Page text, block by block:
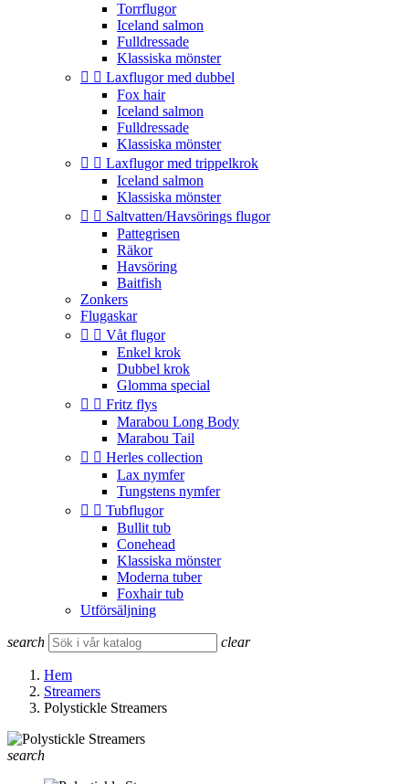
Torrflugor
Iceland salmon
Fulldressade
Klassiska mönster
  Laxflugor med dubbel
Fox hair
Iceland salmon
Fulldressade
Klassiska mönster
  Laxflugor med trippelkrok
Iceland salmon
Klassiska mönster
  Saltvatten/Havsörings flugor
Pattegrisen
Räkor
Havsöring
Baitfish
Zonkers
Flugaskar
  Våt flugor
Enkel krok
Dubbel krok
Glomma special
  Fritz flys
Marabou Long Body
Marabou Tail
  Herles collection
Lax nymfer
Tungstens nymfer
  Tubflugor
Bullit tub
Conehead
Klassiska mönster
Moderna tuber
Foxhair tub
Utförsäljning
search clear
Hem
Streamers
Polystickle Streamers
search